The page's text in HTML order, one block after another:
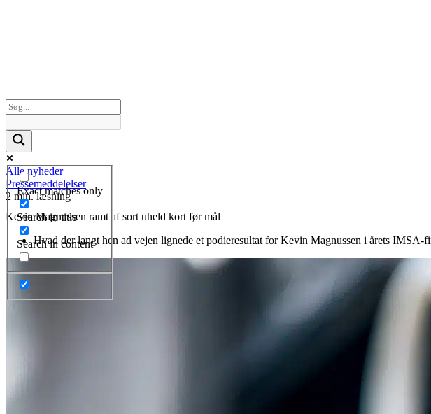
Exact matches only
Search in title
Search in content
Alle nyheder
Pressemeddelelser
2 min. læsning
Kevin Magnussen ramt af sort uheld kort før mål
Hvad der langt hen ad vejen lignede et podieresultat for Kevin Magnussen i årets